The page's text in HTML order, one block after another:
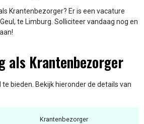
Krantenbezorger? Er is een vacature
te Limburg. Solliciteer vandaag nog en
als Krantenbezorger
bieden. Bekijk hieronder de details van
Krantenbezorger